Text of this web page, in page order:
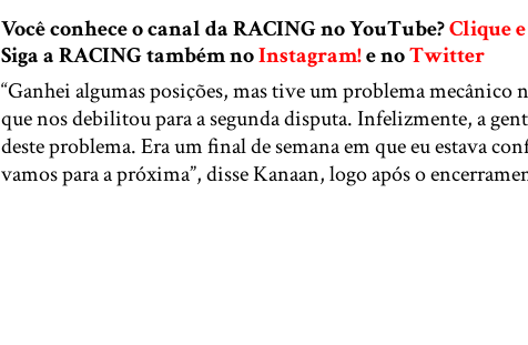
Você conhece o canal da RACING no YouTube?Clique
Siga a RACING também noInstagram!e noTwitter
“Ganhei algumas posições, mas tive um problema
que nos debilitou para a segunda disputa. Infelizmente, a
deste problema. Era um final de semana em que eu estava
vamos para a próxima”, disse Kanaan, logo após o